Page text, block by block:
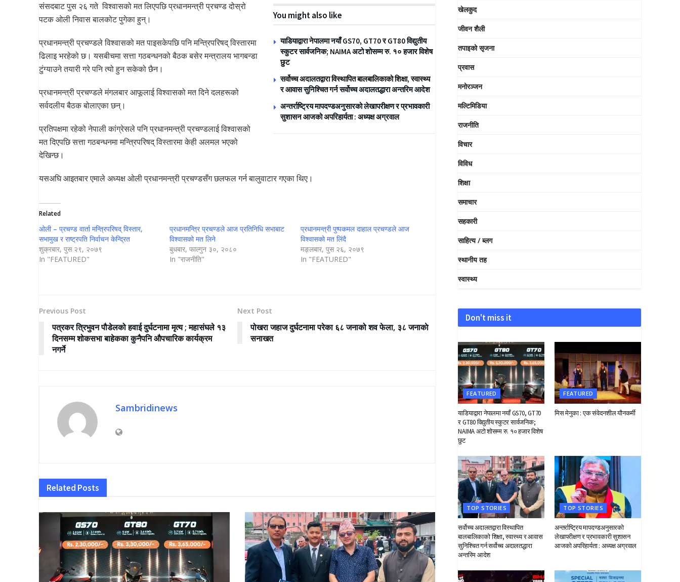
You might also like
याडियाद्वारा नेपालमा नयाँ GS70, GT70 र GT80 विद्युतीय
स्कुटर सार्वजनिक; NAIMA अटो शोसम्म रु. १० हजार विशेष
छुट
सर्वोच्च अदालतद्वारा विस्थापित बालबालिकाको शिक्षा, स्वास्थ्य
र आवास सुनिश्चित गर्न सर्वोच्च अदालतद्धारा अन्तरिम आदेश
अन्तर्राष्ट्रिय मापदण्डअनुसारको लेखापरीक्षण र प्रभावकारी
सुशासन आजको अपरिहार्यता : अध्यक्ष अग्रवाल
संसदबाट पुस २६ गते विश्वासको मत लिएपछि प्रधानमन्त्री प्रचण्ड दोस्रो
पटक ओली निवास बालकोट पुगेका हुन्।
प्रधानमन्त्री प्रचण्डले विश्वासको मत पाइसकेपछि पनि मन्त्रिपरिषद् विस्तारमा
ढिलाइ भरहेको छ। यसबीचमा सत्ता गठबन्धनको बैठक बसेर मन्त्रालय भागबन्डा
टुंग्याउने तयारी गरे पनि त्यो हुन सकेको छैन।
प्रधानमन्त्री प्रचण्डले मंगलबार आफूलाई विश्वासको मत दिने दलहरूको
सर्वदलीय बैठक बोलाएका छन्।
प्रतिपक्षमा रहेको नेपाली कांग्रेसले पनि प्रधानमन्त्री प्रचण्डलाई विश्वासको
मत दिएपछि सत्ता गठबन्धनमा मन्त्रिपरिषद् विस्तारमा केही अलमल भएको
देखिन्छ।
यसअघि आइतबार एमाले अध्यक्ष ओली प्रधानमन्त्री प्रचण्डसँग छलफल गर्न बालुवाटार गएका थिए।
Related
ओली – प्रचण्ड वार्ता मन्त्रिपरिषद् विस्तार,
सभामुख र राष्ट्रपति निर्वाचन केन्द्रित
शुक्रबार, पुस २९, २०७९
In "FEATURED"
प्रधानमन्त्रि प्रचण्डले आज प्रतिनिधि सभाबाट
विश्वासको मत लिने
बुधबार, फाल्गुन ३०, २०८०
In "राजनीति"
प्रधानमन्त्री पुष्पकमल दाहाल प्रचण्डले आज
विश्वासको मत लिंदै
मङ्लबार, पुस २६, २०७९
In "FEATURED"
Previous Post
पत्रकर त्रिभुवन पौडेलको हवाई दुर्घटनामा मृत्य ; महासंघले १३
दिनसम्म शोकसभा बाहेकका कुनैपनि औपचारिक कार्यक्रम
नगर्ने
Next Post
पोखरा जहाज दुर्घटनामा परेका ६८ जनाको शव फेला, ३८ जनाकाे
सनाखत
Sambridinews
Related Posts
खेलकुद
जीवन शैली
तपाइको सृजना
प्रवास
मनोरञ्जन
मल्टिमिडिया
राजनीति
विचार
विविध
शिक्षा
समाचार
सहकारी
साहित्य / ब्लग
स्थानीय तह
स्वास्थ्य
Don't miss it
FEATURED
याडियाद्वारा नेपालमा नयाँ GS70, GT70
र GT80 विद्युतीय स्कुटर सार्वजनिक;
NAIMA अटो शोसम्म रु. १० हजार विशेष
छुट
FEATURED
मिस मेनुका : एक संवेदनशील यौनकर्मी
TOP STORIES
सर्वोच्च अदालतद्वारा विस्थापित
बालबालिकाको शिक्षा, स्वास्थ्य र आवास
सुनिश्चित गर्न सर्वोच्च अदालतद्धारा
अन्तरिम आदेश
TOP STORIES
अन्तर्राष्ट्रिय मापदण्डअनुसारको
लेखापरीक्षण र प्रभावकारी सुशासन
आजको अपरिहार्यता : अध्यक्ष अग्रवाल